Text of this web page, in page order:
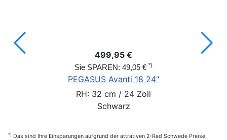
499,95 €
Sie SPAREN: 49,05 € *)
PEGASUS Avanti 18 24"
RH: 32 cm / 24 Zoll
Schwarz
*) Das sind Ihre Einsparungen aufgrund der attrativen 2-Rad Schwede Preise